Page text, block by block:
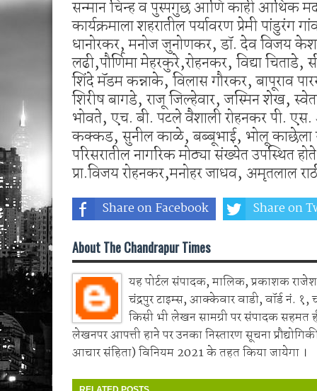
सन्मान चिन्ह व पुस्पगुछ आणि काही आर्थिक
कार्यक्रमाला शहरातील पर्यावरण प्रेमी
धानोरकर, मनोज जुनोणकर, डॉ. देव विजय
लढी,पौर्णिमा मेहरकुरे,रोहनकर, विद्या चिताडे,
शिंदे मॅडम कन्नाके, विलास गौरकर, बापूराव
शिरीष बागडे, राजू जिल्हेवार, जस्मिन शेख,
भोवते, एच. बी. पटले वैशाली रोहनकर पी.
कक्कड, सुनील काळे, बब्बूभाई, भोलू काछेला
परिसरातील नागरिक मोठ्या संख्येत उपस्थित
प्रा.विजय रोहनकर,मनोहर जाधव, अमृतलाल
Share on Facebook Share on
About The Chandrapur Times
यह पोर्टल संपादक, मालिक, प्रकाशक राजेश
चंद्रपुर टाइम्स, आक्केवार वाडी, वॉर्ड नं. १,
किसी भी लेखन सामग्री पर संपादक सहमत
लेखनपर आपत्ती हाने पर उनका निस्तारण सूचना
आचार संहिता) विनियम 2021 के तहत किया जायेगा ।